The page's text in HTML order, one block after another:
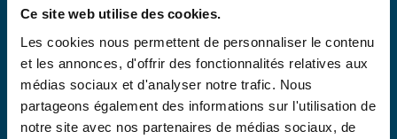
Ce site web utilise des cookies.
Les cookies nous permettent de personnaliser le contenu
et les annonces, d'offrir des fonctionnalités relatives aux
médias sociaux et d'analyser notre trafic. Nous
partageons également des informations sur l'utilisation de
notre site avec nos partenaires de médias sociaux, de
Partenaire de